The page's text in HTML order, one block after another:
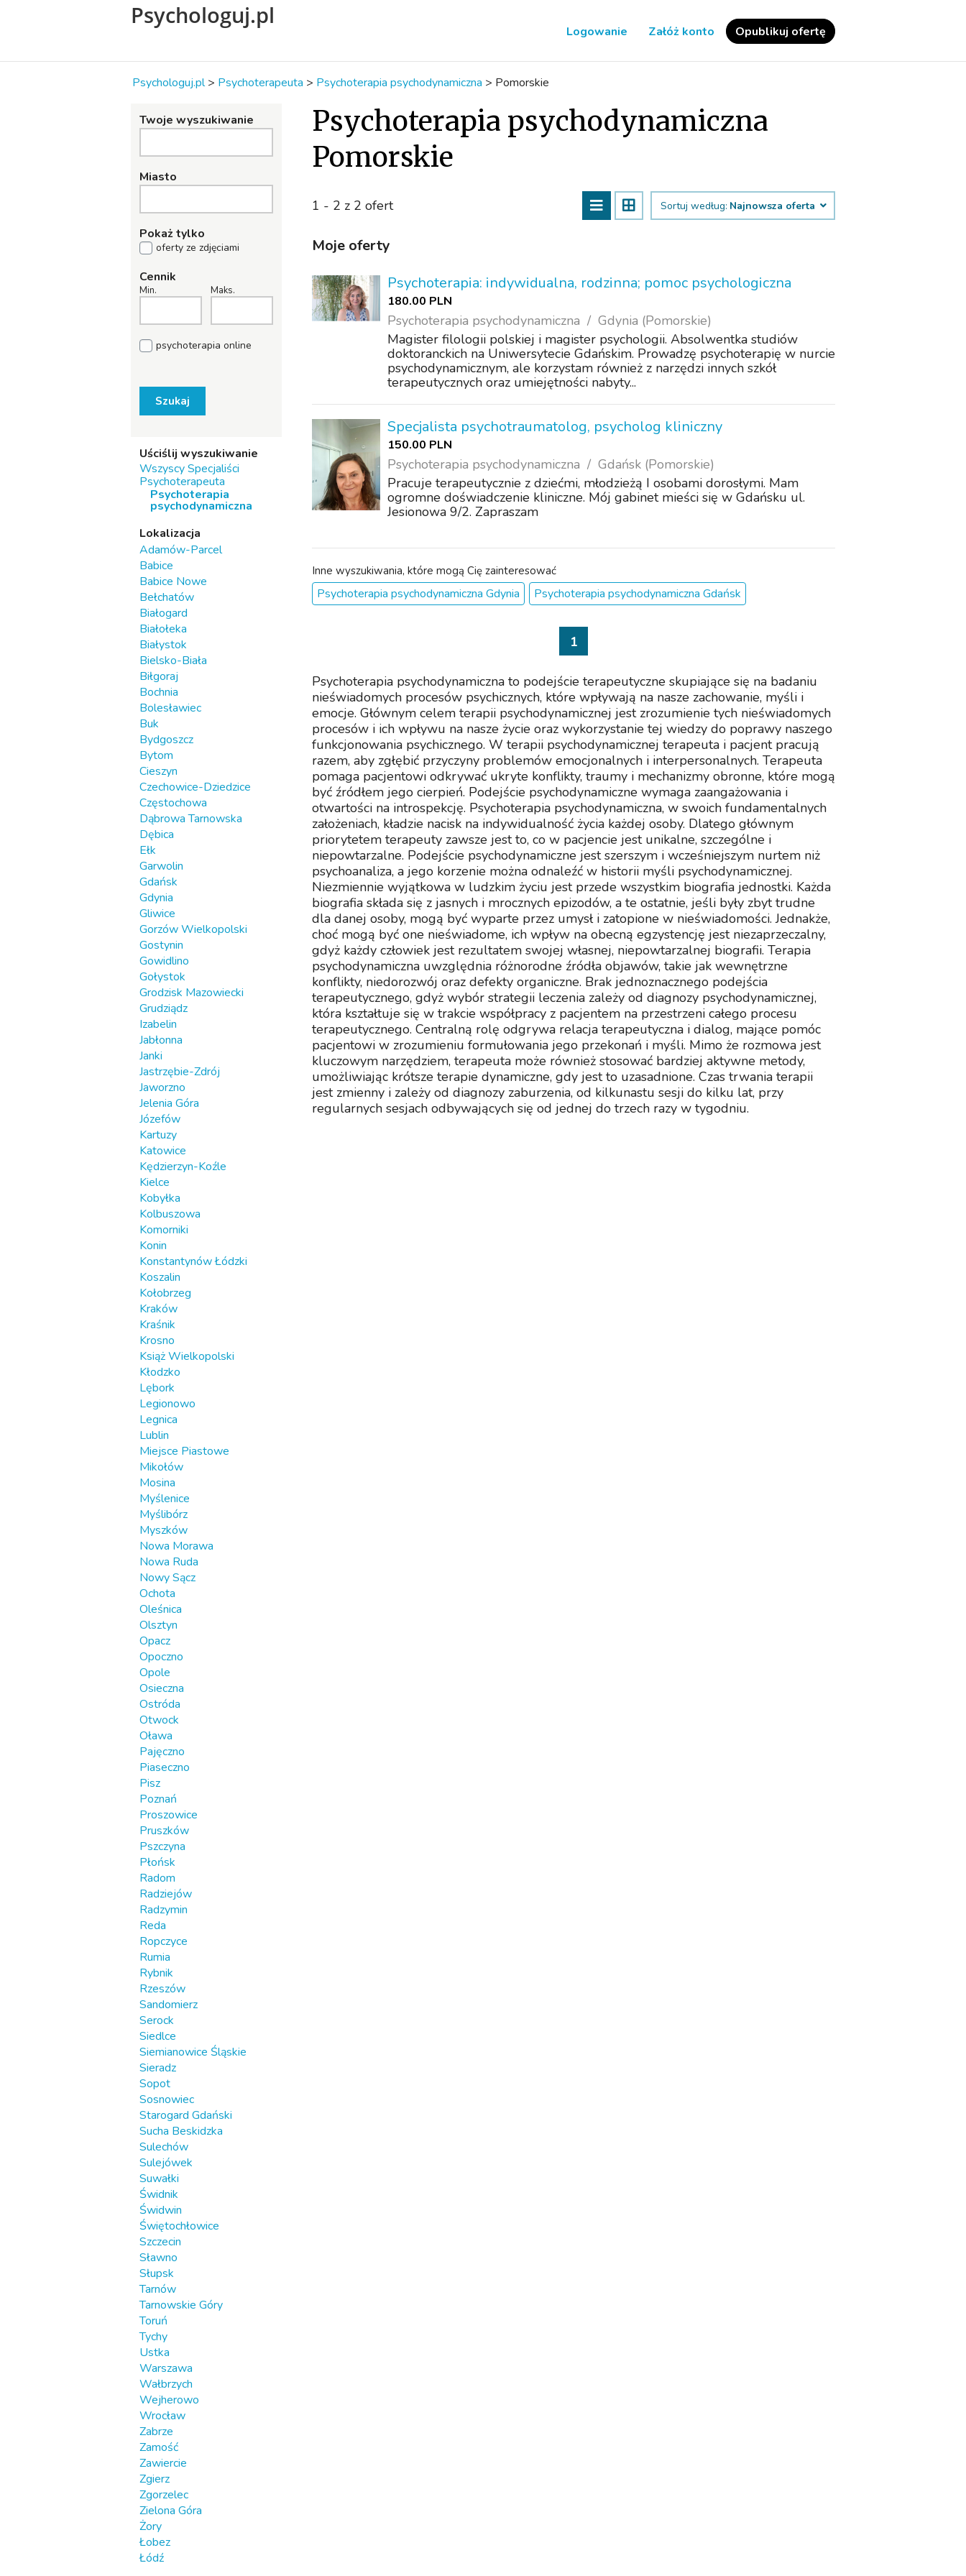
Psychologuj.pl
Logowanie Załóż konto Opublikuj ofertę
Psychologuj.pl > Psychoterapeuta > Psychoterapia psychodynamiczna > Pomorskie
Twoje wyszukiwanie
Miasto
Pokaż tylko
oferty ze zdjęciami
Cennik
Min. Maks.
psychoterapia online
Szukaj
Uściślij wyszukiwanie
Wszyscy Specjaliści
Psychoterapeuta
Psychoterapia
psychodynamiczna
Lokalizacja
Adamów-Parcel
Babice
Babice Nowe
Bełchatów
Białogard
Białołeka
Białystok
Bielsko-Biała
Biłgoraj
Bochnia
Bolesławiec
Buk
Bydgoszcz
Bytom
Cieszyn
Czechowice-Dziedzice
Częstochowa
Dąbrowa Tarnowska
Dębica
Ełk
Garwolin
Gdańsk
Gdynia
Gliwice
Gorzów Wielkopolski
Gostynin
Gowidlino
Gołystok
Grodzisk Mazowiecki
Grudziądz
Izabelin
Jabłonna
Janki
Jastrzębie-Zdrój
Jaworzno
Jelenia Góra
Józefów
Kartuzy
Katowice
Kędzierzyn-Koźle
Kielce
Kobyłka
Kolbuszowa
Komorniki
Konin
Konstantynów Łódzki
Koszalin
Kołobrzeg
Kraków
Kraśnik
Krosno
Książ Wielkopolski
Kłodzko
Lębork
Legionowo
Legnica
Lublin
Miejsce Piastowe
Mikołów
Mosina
Myślenice
Myślibórz
Myszków
Nowa Morawa
Nowa Ruda
Nowy Sącz
Ochota
Oleśnica
Olsztyn
Opacz
Opoczno
Opole
Osieczna
Ostróda
Otwock
Oława
Pajęczno
Piaseczno
Pisz
Poznań
Proszowice
Pruszków
Pszczyna
Płońsk
Radom
Radziejów
Radzymin
Reda
Ropczyce
Rumia
Rybnik
Rzeszów
Sandomierz
Serock
Siedlce
Siemianowice Śląskie
Sieradz
Sopot
Sosnowiec
Starogard Gdański
Sucha Beskidzka
Sulechów
Sulejówek
Suwałki
Świdnik
Świdwin
Świętochłowice
Szczecin
Sławno
Słupsk
Tarnów
Tarnowskie Góry
Toruń
Tychy
Ustka
Warszawa
Wałbrzych
Wejherowo
Wrocław
Zabrze
Zamość
Zawiercie
Zgierz
Zgorzelec
Zielona Góra
Żory
Łobez
Łódź
Psychoterapia psychodynamiczna
Pomorskie
1 - 2 z 2 ofert Sortuj według: Najnowsza oferta
Moje oferty
Psychoterapia: indywidualna, rodzinna; pomoc psychologiczna
180.00 PLN
Psychoterapia psychodynamiczna
Gdynia (Pomorskie)
Magister filologii polskiej i magister psychologii. Absolwentka studiów
doktoranckich na Uniwersytecie Gdańskim. Prowadzę psychoterapię w nurcie
psychodynamicznym, ale korzystam również z narzędzi innych szkół
terapeutycznych oraz umiejętności nabyty...
Specjalista psychotraumatolog, psycholog kliniczny
150.00 PLN
Psychoterapia psychodynamiczna
Gdańsk (Pomorskie)
Pracuje terapeutycznie z dziećmi, młodzieżą I osobami dorosłymi. Mam
ogromne doświadczenie kliniczne. Mój gabinet mieści się w Gdańsku ul.
Jesionowa 9/2. Zapraszam
Inne wyszukiwania, które mogą Cię zainteresować
Psychoterapia psychodynamiczna Gdynia Psychoterapia psychodynamiczna Gdańsk
1
Psychoterapia psychodynamiczna to podejście terapeutyczne skupiające się na badaniu
nieświadomych procesów psychicznych, które wpływają na nasze zachowanie, myśli i
emocje. Głównym celem terapii psychodynamicznej jest zrozumienie tych nieświadomych
procesów i ich wpływu na nasze życie oraz wykorzystanie tej wiedzy do poprawy naszego
funkcjonowania psychicznego. W terapii psychodynamicznej terapeuta i pacjent pracują
razem, aby zgłębić przyczyny problemów emocjonalnych i interpersonalnych. Terapeuta
pomaga pacjentowi odkrywać ukryte konflikty, traumy i mechanizmy obronne, które mogą
być źródłem jego cierpień. Podejście psychodynamiczne wymaga zaangażowania i
otwartości na introspekcję. Psychoterapia psychodynamiczna, w swoich fundamentalnych
założeniach, kładzie nacisk na indywidualność życia każdej osoby. Dlatego głównym
priorytetem terapeuty zawsze jest to, co w pacjencie jest unikalne, szczególne i
niepowtarzalne. Podejście psychodynamiczne jest szerszym i wcześniejszym nurtem niż
psychoanaliza, a jego korzenie można odnaleźć w historii myśli psychodynamicznej.
Niezmiennie wyjątkowa w ludzkim życiu jest przede wszystkim biografia jednostki. Każda
biografia składa się z jasnych i mrocznych epizodów, a te ostatnie, jeśli były zbyt trudne
dla danej osoby, mogą być wyparte przez umysł i zatopione w nieświadomości. Jednakże,
choć mogą być one nieświadome, ich wpływ na obecną egzystencję jest niezaprzeczalny,
gdyż każdy człowiek jest rezultatem swojej własnej, niepowtarzalnej biografii. Terapia
psychodynamiczna uwzględnia różnorodne źródła objawów, takie jak wewnętrzne
konflikty, niedorozwój oraz defekty organiczne. Brak jednoznacznego podejścia
terapeutycznego, gdyż wybór strategii leczenia zależy od diagnozy psychodynamicznej,
która kształtuje się w trakcie współpracy z pacjentem na przestrzeni całego procesu
terapeutycznego. Centralną rolę odgrywa relacja terapeutyczna i dialog, mające pomóc
pacjentowi w zrozumieniu formułowania jego przekonań i myśli. Mimo że rozmowa jest
kluczowym narzędziem, terapeuta może również stosować bardziej aktywne metody,
umożliwiając krótsze terapie dynamiczne, gdy jest to uzasadnione. Czas trwania terapii
jest zmienny i zależy od diagnozy zaburzenia, od kilkunastu sesji do kilku lat, przy
regularnych sesjach odbywających się od jednej do trzech razy w tygodniu.